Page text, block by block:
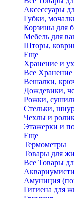
Аксессуары
Губки,
Корзины для
Мебель для
Шторы,
Еще
Хранение и
Все Хранение
Вешалки,
Дождевики,
Рожки,
Стельки,
Чехлы и
Этажерки и
Еще
Термометры
Товары для
Все Товары
Амуниция
Гигиена для